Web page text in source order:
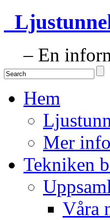
– En
Hem
Mer info
Tekniken
Våra